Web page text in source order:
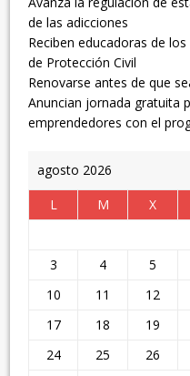
de las adicciones
Reciben educadoras de
de Protección Civil
Renovarse antes de que
Anuncian jornada gratuita
emprendedores con el
agosto 2026
L
M X
3
4 5
10
11 12
17
18 19
24
25 26